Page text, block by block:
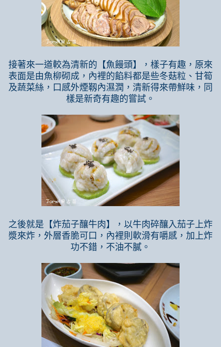
接著來一道較為清新的【魚饅頭】，樣子有趣，原來
表面是由魚柳砌成，內裡的餡料都是些冬菇粒、甘筍
及蔬菜絲，口感外煙靱內濕潤，清新得來帶鮮味，同
樣是新奇有趣的嘗試。
之後就是【炸茄子釀牛肉】，以牛肉碎釀入茄子上炸
漿來炸，外層香脆可口，內裡則軟滑有嚼感，加上炸
功不錯，不油不膩。